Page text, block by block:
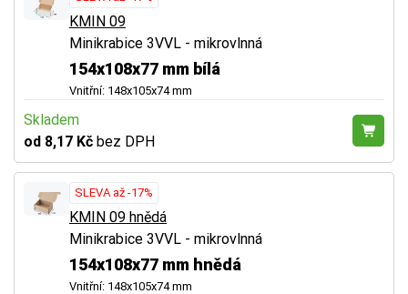
KMIN 09
Minikrabice 3VVL - mikrovlnná
154x108x77 mm bílá
Vnitřní: 148x105x74 mm
Skladem
od 8,17 Kč bez DPH
SLEVA až -17%
KMIN 09 hnědá
Minikrabice 3VVL - mikrovlnná
154x108x77 mm hnědá
Vnitřní: 148x105x74 mm